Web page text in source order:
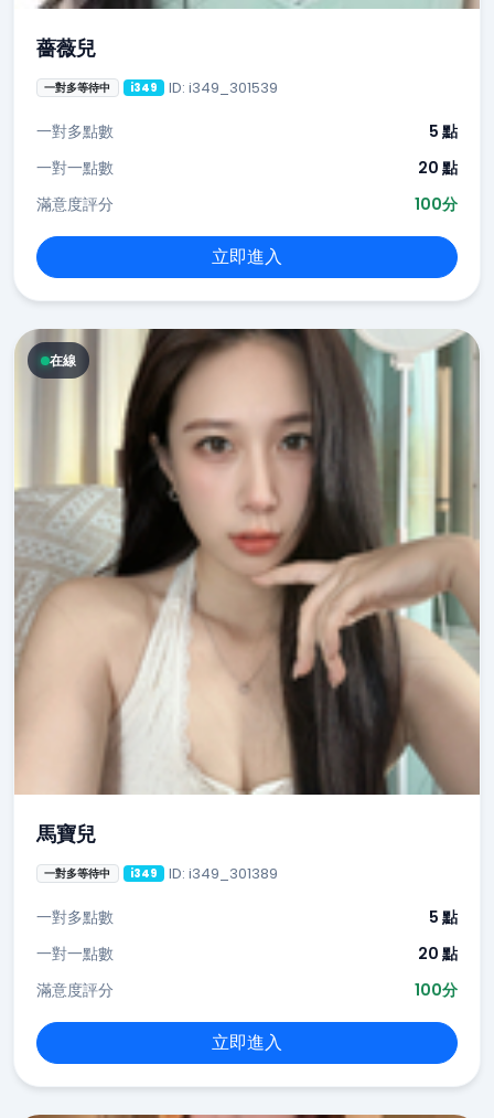
薔薇兒
一對多等待中 i349 ID: i349_301539
一對多點數
5 點
一對一點數
20 點
滿意度評分
100分
立即進入
在線
馬寶兒
一對多等待中 i349 ID: i349_301389
一對多點數
5 點
一對一點數
20 點
滿意度評分
100分
立即進入